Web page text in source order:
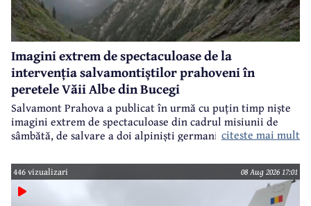
Imagini extrem de spectaculoase de la
intervenția salvamontiștilor prahoveni în
peretele Văii Albe din Bucegi
Salvamont Prahova a publicat în urmă cu puțin timp niște
imagini extrem de spectaculoase din cadrul misiunii de
sâmbătă, de salvare a doi alpiniști germani din peretele
citeste mai mult
446 vizualizari 08 Aug 2026 17:01